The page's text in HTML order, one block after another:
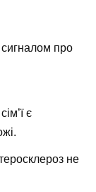
про
є
не